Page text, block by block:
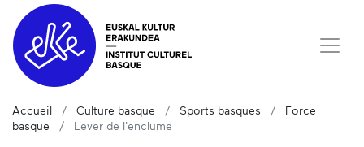
Accueil Culture basque Sports basques
Force
basque
Lever de l'enclume